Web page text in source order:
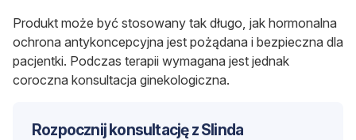
Produkt może być stosowany tak długo, jak hormonalna
ochrona antykoncepcyjna jest pożądana i bezpieczna dla
pacjentki. Podczas terapii wymagana jest jednak
coroczna konsultacja ginekologiczna.
Rozpocznij konsultację z Slinda